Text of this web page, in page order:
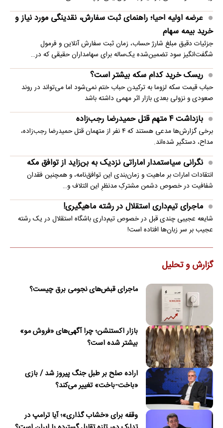
عرضه اولیه احیا؛ راهنمای ثبت سفارش، نقدینگی مورد نیاز و
خرید بیمه سهام
جزئیات دقیق مبلغ شارژ حساب، زمان ثبت سفارش آنلاین و فرمول
شگفت‌انگیز سود تضمین‌شده یک‌ساله برای سهامداران حقیقی که در…
ریسک خرید کدام سکه بیشتر است؟
حباب قیمت سکه لزوما به ترکیدن حباب ختم نمی‌شود اما می‌تواند در روند
صعودی و نزولی بعدی بازار اثر مهمی داشته باشد
بازداشت ۴ متهم قتل حمیدرضا رجب‌زاده
برخی گزارش‌ها مدعی هستند که ۴ نفر از متهمان قتل حمیدرضا رجب‌زاده،
مداح، دستگیر شده‌اند.
نگرانی سیاستمدار اماراتی نزدیک به بن‌زاید از توافق مکه
انتقادات امارات بر ماهیت و زمان‌بندی این توافق‌نامه، و همچنین فقدان
شفافیت در خصوص دشمن مشترکِ مدنظرِ این ائتلاف و…
ماجرای تیم‌داری استقلال در رشته ماهیگیری!
شایعه عجیبی چندی قبل در خصوص تیم‌داری باشگاه استقلال در یک رشته
عجیب بر سر زبان‌ها افتاده است!
گزارش و تحلیل
ماجرای قبض‌های نجومی برق چیست؟
بازار اکستنشن؛ چرا آگهی‌های «فروش مو»
بیشتر شده است؟
اراده صلح بر طبل جنگ پیروز شد / بازی
«باخت-باخت» تغییر می‌کند؟
وقفه برای «خشاب گذاری»؛ آیا ترامپ در